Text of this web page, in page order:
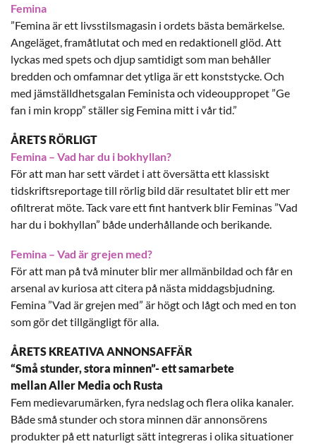
Femina
”Femina är ett livsstilsmagasin i ordets bästa bemärkelse.
Angeläget, framåtlutat och med en redaktionell glöd. Att
lyckas med spets och djup samtidigt som man behåller
bredden och omfamnar det ytliga är ett konststycke. Och
med jämställdhetsgalan Feminista och videouppropet ”Ge
fan i min kropp” ställer sig Femina mitt i vår tid.”
ÅRETS RÖRLIGT
Femina – Vad har du i bokhyllan?
För att man har sett värdet i att översätta ett klassiskt
tidskriftsreportage till rörlig bild där resultatet blir ett mer
ofiltrerat möte. Tack vare ett fint hantverk blir Feminas ”Vad
har du i bokhyllan” både underhållande och berikande.
Femina – Vad är grejen med?
För att man på två minuter blir mer allmänbildad och får en
arsenal av kuriosa att citera på nästa middagsbjudning.
Femina ”Vad är grejen med” är högt och lågt och med en ton
som gör det tillgängligt för alla.
ÅRETS KREATIVA ANNONSAFFÄR
“Små stunder, stora minnen”-ett samarbete
mellan Aller Media och Rusta
Fem medievarumärken, fyra nedslag och flera olika kanaler.
Både små stunder och stora minnen där annonsörens
produkter på ett naturligt sätt integreras i olika situationer